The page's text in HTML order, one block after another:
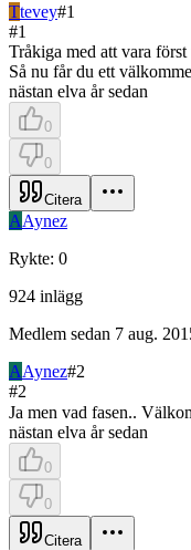
Ttevey#1
#1
Tråkiga med att vara
Så nu får du ett
nästan elva år sedan
0
0
Citera
AAynez
Rykte: 0
924 inlägg
Medlem sedan 7 aug.
AAynez#2
#2
Ja men vad fasen..
nästan elva år sedan
0
0
Citera